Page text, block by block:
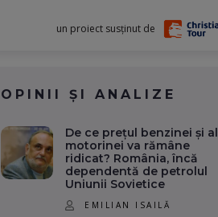
un proiect susținut de
OPINII ȘI ANALIZE
De ce prețul benzinei și al
motorinei va rămâne
ridicat? România, încă
dependentă de petrolul
Uniunii Sovietice
EMILIAN ISAILĂ